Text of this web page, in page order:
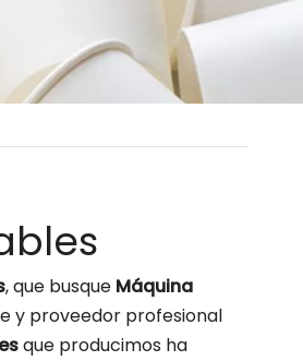
, que busque Máquina
y proveedor profesional
que producimos ha